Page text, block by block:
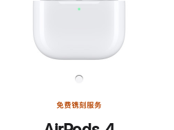
免费镌刻服务